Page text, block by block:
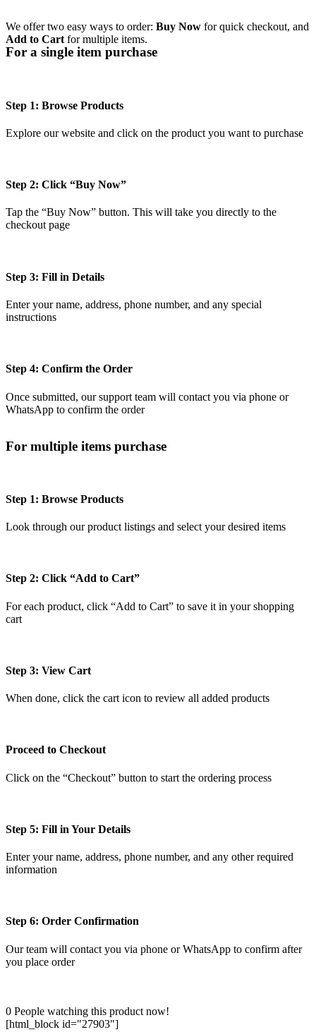
We offer two easy ways to order: Buy Now for quick checkout, and
Add to Cart for multiple items.
For a single item purchase
Step 1: Browse Products
Explore our website and click on the product you want to purchase
Step 2: Click “Buy Now”
Tap the “Buy Now” button. This will take you directly to the
checkout page
Step 3: Fill in Details
Enter your name, address, phone number, and any special
instructions
Step 4: Confirm the Order
Once submitted, our support team will contact you via phone or
WhatsApp to confirm the order
For multiple items purchase
Step 1: Browse Products
Look through our product listings and select your desired items
Step 2: Click “Add to Cart”
For each product, click “Add to Cart” to save it in your shopping
cart
Step 3: View Cart
When done, click the cart icon to review all added products
Proceed to Checkout
Click on the “Checkout” button to start the ordering process
Step 5: Fill in Your Details
Enter your name, address, phone number, and any other required
information
Step 6: Order Confirmation
Our team will contact you via phone or WhatsApp to confirm after
you place order
0 People watching this product now!
[html_block id="27903"]